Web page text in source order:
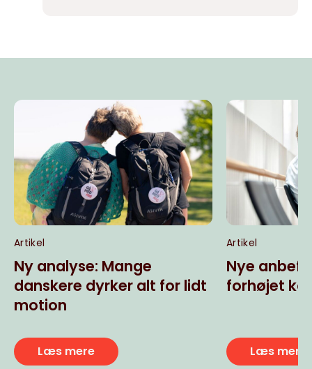
Artikel
Ny analyse: Mange
danskere dyrker alt for lidt
motion
Læs mere
Artikel
Nye
forhøjet
Læs mere